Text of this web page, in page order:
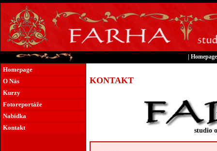
Homepage
Homepage
O Nás
Kurzy
Fotoreportáže
Nabídka
Kontakt
KONTAKT
studio